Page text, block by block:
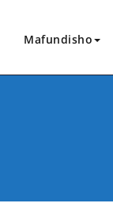
Mafundisho